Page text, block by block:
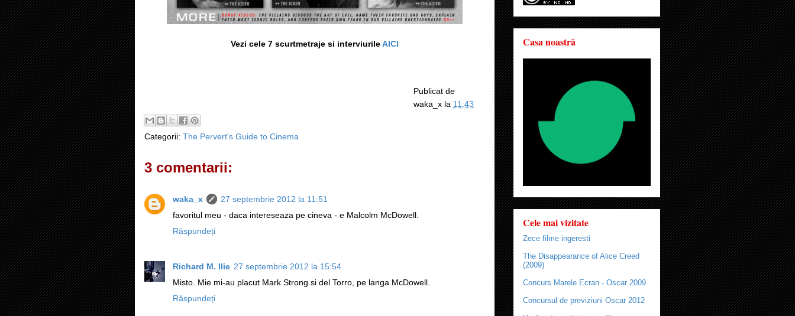
Vezi cele 7 scurtmetraje si interviurileAICI
Publicat de
waka_x la 11:43
Categorii: The Pervert's Guide to Cinema
3 comentarii:
waka_x
27 septembrie 2012 la 11:51
favoritul meu - daca intereseaza pe cineva - e Malcolm McDowell.
Răspundeți
Richard M. Ilie 27 septembrie 2012 la 15:54
Misto. Mie mi-au placut Mark Strong si del Torro, pe langa McDowell.
Răspundeți
Casa noastră
Cele mai vizitate
Zece filme ingeresti
The Disappearance of Alice Creed
(2009)
Concurs Marele Ecran - Oscar 2009
Concursul de previziuni Oscar 2012